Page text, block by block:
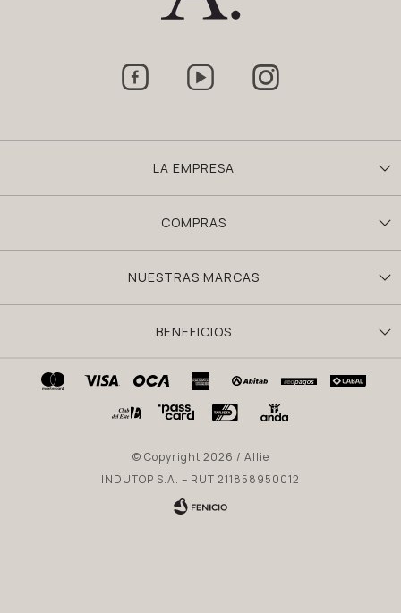
LA EMPRESA
COMPRAS
NUESTRAS MARCAS
BENEFICIOS
  
© Copyright 2026 / Allie
INDUTOP S.A. – RUT 211858950012